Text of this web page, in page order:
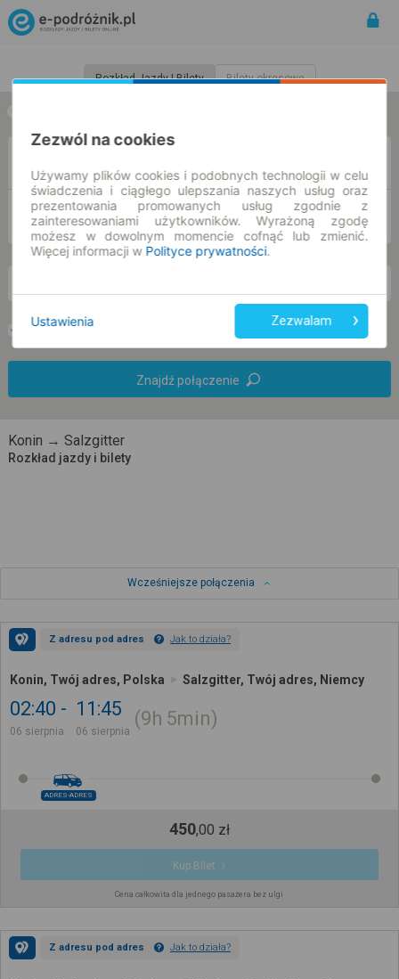
Rozkład Jazdy | Bilety Bilety okresowe
DO
Preferuj bez przesiadek
Znajdź połączenie
Konin → Salzgitter
Rozkład jazdy i bilety
Wcześniejsze połączenia
Z adresu pod adres Jak to działa?
Konin, Twój adres, Polska Salzgitter, Twój adres, Niemcy
02:40
06 sierpnia
11:45
06 sierpnia
9h 5min
ADRES-ADRES
450,00 zł
Kup Bilet
Cena całkowita dla jednego pasażera bez ulgi
Z adresu pod adres Jak to działa?
Zezwól na cookies
Używamy plików cookies i podobnych technologii w celu
świadczenia i ciągłego ulepszania naszych usług oraz
prezentowania promowanych usług zgodnie z
zainteresowaniami użytkowników. Wyrażoną zgodę
możesz w dowolnym momencie cofnąć lub zmienić.
Więcej informacji w Polityce prywatności.
Ustawienia Zezwalam